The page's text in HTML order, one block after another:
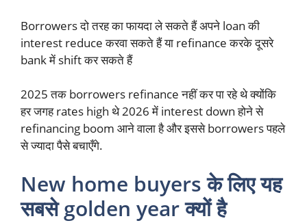
Borrowers दो तरह का फायदा ले सकते हैं अपने loan की
interest reduce करवा सकते हैं या refinance करके दूसरे
bank में shift कर सकते हैं
2025 तक borrowers refinance नहीं कर पा रहे थे क्योंकि
हर जगह rates high थे 2026 में interest down होने से
refinancing boom आने वाला है और इससे borrowers पहले
से ज्यादा पैसे बचाएँगे.
New home buyers के लिए यह
सबसे golden year क्यों है